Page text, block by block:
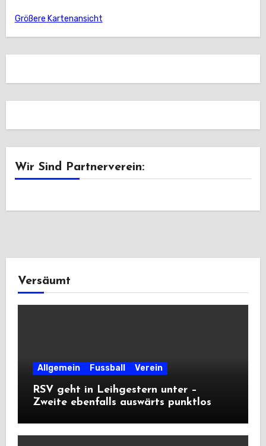
Größere Kartenansicht
Wir Sind Partnerverein:
Versäumt
Allgemein Fussball Verein
RSV geht in Leihgestern unter –
Zweite ebenfalls auswärts punktlos